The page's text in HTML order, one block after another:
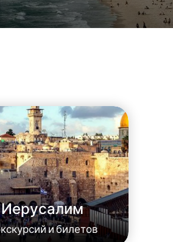
Иерусалим
и билетов